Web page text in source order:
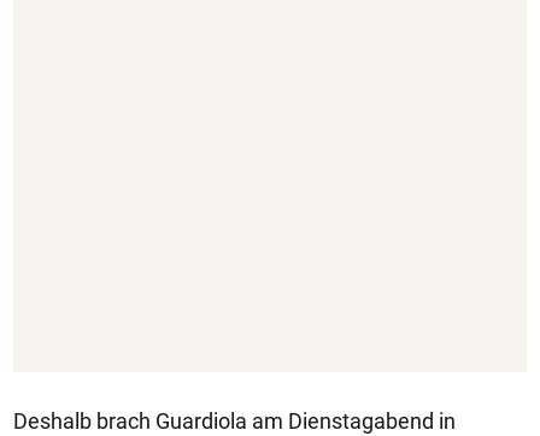
Deshalb brach Guardiola am Dienstagabend in